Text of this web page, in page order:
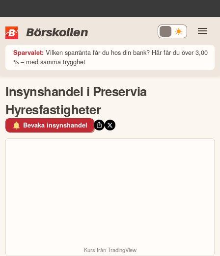
Börskollen
Sparvalet: Vilken sparränta får du hos din bank? Här får du över 3,00
% – med samma trygghet
Insynshandel i Preservia
Hyresfastigheter
Bevaka insynshandel
Kurs från TradingView